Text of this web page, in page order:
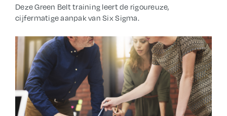
Deze Green Belt training leert de rigoureuze,
cijfermatige aanpak van Six Sigma.